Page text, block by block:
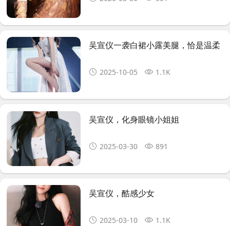
吴宣仪一袭白裙小露美腿，恰是温柔
2025-10-05 1.1K
吴宣仪，化身眼镜小姐姐 ​​​
2025-03-30 891
吴宣仪，酷感少女
2025-03-10 1.1K